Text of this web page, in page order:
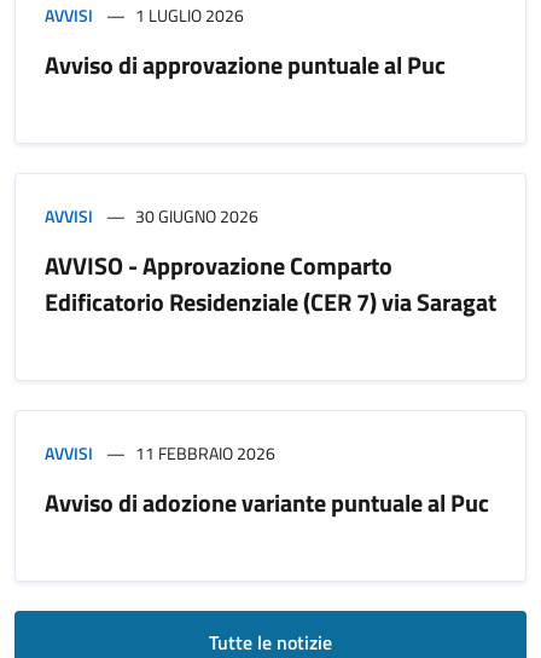
AVVISI 1 LUGLIO 2026
Avviso di approvazione puntuale al Puc
AVVISI 30 GIUGNO 2026
AVVISO - Approvazione Comparto
Edificatorio Residenziale (CER 7) via Saragat
AVVISI 11 FEBBRAIO 2026
Avviso di adozione variante puntuale al Puc
Tutte le notizie